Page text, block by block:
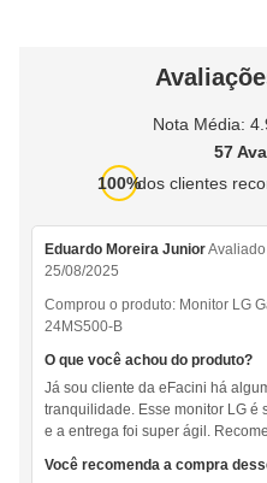
Nota Média:
57
100%dos clientes
Eduardo Moreira Junior
25/08/2025
Comprou o produto: Monitor LG
24MS500-B
O que você achou do produto?
Já sou cliente da eFacini há
tranquilidade. Esse monitor LG é
e a entrega foi super ágil.
Você recomenda a compra